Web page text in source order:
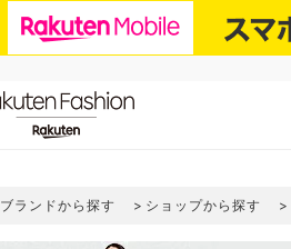
ブランドから探す ショップから探す